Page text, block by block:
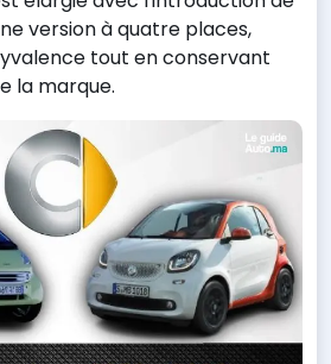
version à quatre places,
tout en conservant
la marque.